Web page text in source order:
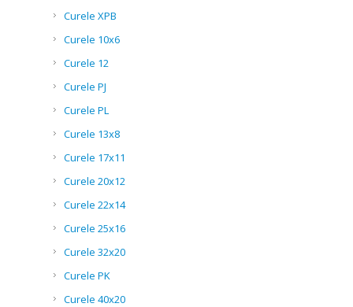
Curele XPB
Curele 10x6
Curele 12
Curele PJ
Curele PL
Curele 13x8
Curele 17x11
Curele 20x12
Curele 22x14
Curele 25x16
Curele 32x20
Curele PK
Curele 40x20